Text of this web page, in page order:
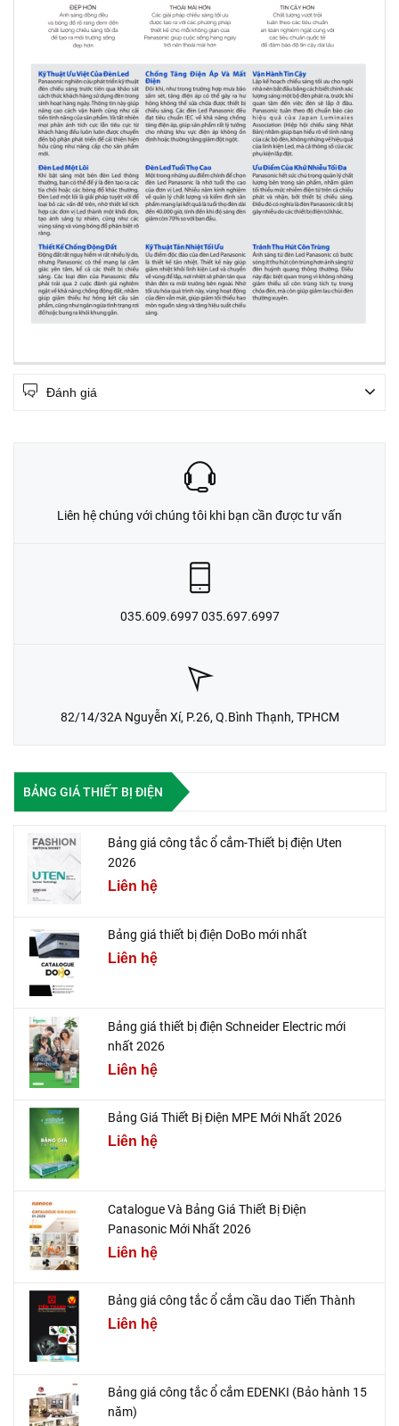
Đánh giá
Liên hệ chúng với chúng tôi khi bạn cần được tư vấn
035.609.6997 035.697.6997
82/14/32A Nguyễn Xí, P.26, Q.Bình Thạnh, TPHCM
BẢNG GIÁ THIẾT BỊ ĐIỆN
Bảng giá công tắc ổ cắm-Thiết bị điện Uten
2026
Liên hệ
Bảng giá thiết bị điện DoBo mới nhất
Liên hệ
Bảng giá thiết bị điện Schneider Electric mới
nhất 2026
Liên hệ
Bảng Giá Thiết Bị Điện MPE Mới Nhất 2026
Liên hệ
Catalogue Và Bảng Giá Thiết Bị Điện
Panasonic Mới Nhất 2026
Liên hệ
Bảng giá công tắc ổ cắm cầu dao Tiến Thành
Liên hệ
Bảng giá công tắc ổ cắm EDENKI (Bảo hành 15
năm)